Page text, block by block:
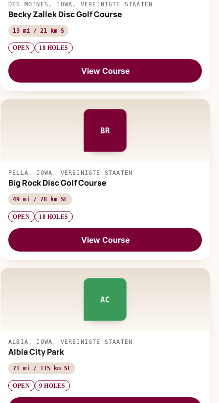
DES MOINES, IOWA, VEREINIGTE STAATEN
Becky Zallek Disc Golf Course
13 mi / 21 km S
OPEN 18 HOLES
View Course
BR
PELLA, IOWA, VEREINIGTE STAATEN
Big Rock Disc Golf Course
49 mi / 78 km SE
OPEN 18 HOLES
View Course
AC
ALBIA, IOWA, VEREINIGTE STAATEN
Albia City Park
71 mi / 115 km SE
OPEN 9 HOLES